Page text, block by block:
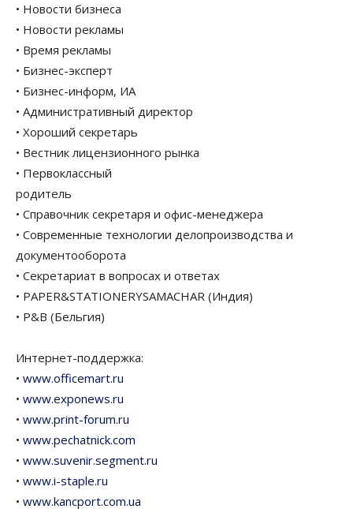
• Новости бизнеса
• Новости рекламы
• Время рекламы
• Бизнес-эксперт
• Бизнес-информ, ИА
• Административный директор
• Хороший секретарь
• Вестник лицензионного рынка
• Первоклассный
родитель
• Справочник секретаря и офис-менеджера
• Современные технологии делопроизводства и
документооборота
• Секретариат в вопросах и ответах
• PAPER&STATIONERYSAMACHAR (Индия)
• P&B (Бельгия)
Интернет-поддержка:
• www.officemart.ru
• www.exponews.ru
• www.print-forum.ru
• www.pechatnick.com
• www.suvenir.segment.ru
• www.i-staple.ru
• www.kancport.com.ua